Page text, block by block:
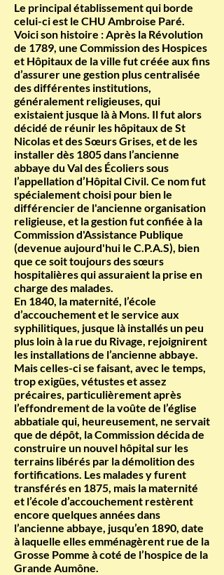
Le principal établissement qui borde
celui-ci est le CHU Ambroise Paré.
Voici son histoire : Après la Révolution
de 1789, une Commission des Hospices
et Hôpitaux de la ville fut créée aux fins
d’assurer une gestion plus centralisée
des différentes institutions,
généralement religieuses, qui
existaient jusque là à Mons. Il fut alors
décidé de réunir les hôpitaux de St
Nicolas et des Sœurs Grises, et de les
installer dès 1805 dans l’ancienne
abbaye du Val des Écoliers sous
l’appellation d’Hôpital Civil. Ce nom fut
spécialement choisi pour bien le
différencier de l'ancienne organisation
religieuse, et la gestion fut confiée à la
Commission d'Assistance Publique
(devenue aujourd'hui le C.P.A.S), bien
que ce soit toujours des sœurs
hospitalières qui assuraient la prise en
charge des malades.
En 1840, la maternité, l’école
d’accouchement et le service aux
syphilitiques, jusque là installés un peu
plus loin à la rue du Rivage, rejoignirent
les installations de l’ancienne abbaye.
Mais celles-ci se faisant, avec le temps,
trop exigües, vétustes et assez
précaires, particulièrement après
l’effondrement de la voûte de l’église
abbatiale qui, heureusement, ne servait
que de dépôt, la Commission décida de
construire un nouvel hôpital sur les
terrains libérés par la démolition des
fortifications. Les malades y furent
transférés en 1875, mais la maternité
et l’école d’accouchement restèrent
encore quelques années dans
l’ancienne abbaye, jusqu’en 1890, date
à laquelle elles emménagèrent rue de la
Grosse Pomme à coté de l’hospice de la
Grande Aumône.